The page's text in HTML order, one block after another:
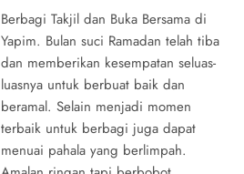
Berbagi Takjil dan Buka Bersama di
Yapim. Bulan suci Ramadan telah tiba
dan memberikan kesempatan seluas-
luasnya untuk berbuat baik dan
beramal. Selain menjadi momen
terbaik untuk berbagi juga dapat
menuai pahala yang berlimpah.